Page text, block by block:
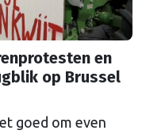
en
op Brussel
goed om even